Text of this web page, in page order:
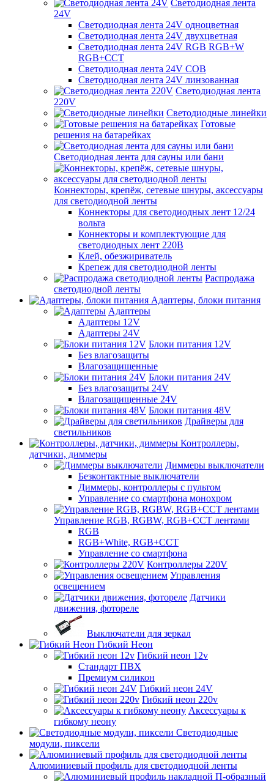
Светодиодная лента
24V
Светодиодная лента 24V одноцветная
Светодиодная лента 24V двухцветная
Светодиодная лента 24V RGB RGB+W
RGB+CCT
Светодиодная лента 24V COB
Светодиодная лента 24V линзованная
Светодиодная лента
220V
Светодиодные линейки
Готовые
решения на батарейках
Светодиодная лента для сауны или бани
Коннекторы, крепёж, сетевые шнуры, аксессуары
для светодиодной ленты
Коннекторы для светодиодных лент 12/24
вольта
Коннекторы и комплектующие для
светодиодных лент 220В
Клей, обезжириватель
Крепеж для светодиодной ленты
Распродажа
светодиодной ленты
Адаптеры, блоки питания
Адаптеры
Адаптеры 12V
Адаптеры 24V
Блоки питания 12V
Без влагозащиты
Влагозащищенные
Блоки питания 24V
Без влагозащиты 24V
Влагозащищенные 24V
Блоки питания 48V
Драйверы для
светильников
Контроллеры,
датчики, диммеры
Диммеры выключатели
Безконтактные выключатели
Диммеры, контроллеры с пультом
Управление со смартфона монохром
Управление RGB, RGBW, RGB+CCT лентами
RGB
RGB+White, RGB+CCT
Управление со смартфона
Контроллеры 220V
Управления
освещением
Датчики
движения, фотореле
Выключатели для зеркал
Гибкий Неон
Гибкий неон 12v
Стандарт ПВХ
Премиум силикон
Гибкий неон 24V
Гибкий неон 220v
Аксессуары к
гибкому неону
Светодиодные
модули, пиксели
Алюминиевый профиль для светодиодной ленты